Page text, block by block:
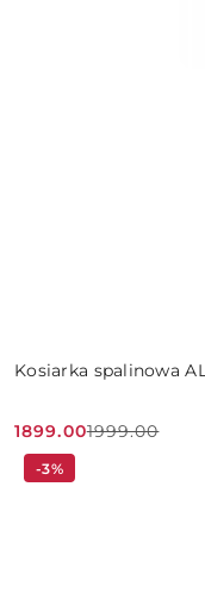
Kosiarka spalinowa
Cena
promocyjna:
1899.00
Cena
przed
1999.00
-3%